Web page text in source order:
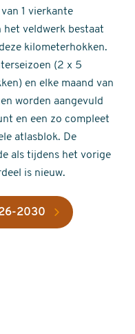
1 vierkante
het veldwerk bestaat
kilometerhokken.
(2 x 5
en elke maand van
worden aangevuld
en een zo compleet
atlasblok. De
als tijdens het vorige
is nieuw.
2030